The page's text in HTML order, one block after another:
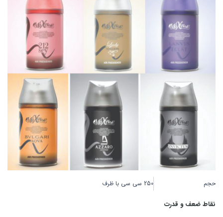
حجم 250 سی سی با ظرف
نقاط ضعف و قدرت